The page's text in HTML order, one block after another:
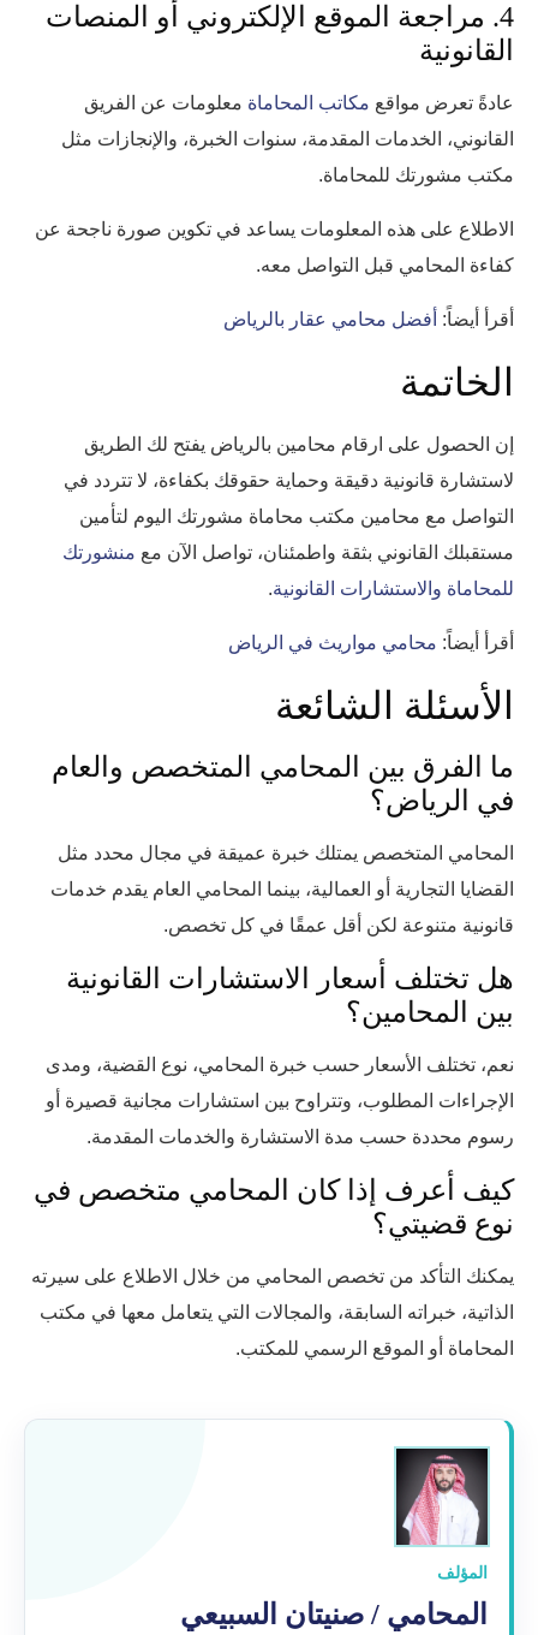
4. مراجعة الموقع الإلكتروني أو المنصات
القانونية
عادةً تعرض مواقع مكاتب المحاماة معلومات عن الفريق
القانوني، الخدمات المقدمة، سنوات الخبرة، والإنجازات مثل
مكتب مشورتك للمحاماة.
الاطلاع على هذه المعلومات يساعد في تكوين صورة ناجحة عن
كفاءة المحامي قبل التواصل معه.
أقرأ أيضاً: أفضل محامي عقار بالرياض
الخاتمة
إن الحصول على ارقام محامين بالرياض يفتح لك الطريق
لاستشارة قانونية دقيقة وحماية حقوقك بكفاءة، لا تتردد في
التواصل مع محامين مكتب محاماة مشورتك اليوم لتأمين
مستقبلك القانوني بثقة واطمئنان، تواصل الآن مع منشورتك
للمحاماة والاستشارات القانونية.
أقرأ أيضاً: محامي مواريث في الرياض
الأسئلة الشائعة
ما الفرق بين المحامي المتخصص والعام
في الرياض؟
المحامي المتخصص يمتلك خبرة عميقة في مجال محدد مثل
القضايا التجارية أو العمالية، بينما المحامي العام يقدم خدمات
قانونية متنوعة لكن أقل عمقًا في كل تخصص.
هل تختلف أسعار الاستشارات القانونية
بين المحامين؟
نعم، تختلف الأسعار حسب خبرة المحامي، نوع القضية، ومدى
الإجراءات المطلوب، وتتراوح بين استشارات مجانية قصيرة أو
رسوم محددة حسب مدة الاستشارة والخدمات المقدمة.
كيف أعرف إذا كان المحامي متخصص في
نوع قضيتي؟
يمكنك التأكد من تخصص المحامي من خلال الاطلاع على سيرته
الذاتية، خبراته السابقة، والمجالات التي يتعامل معها في مكتب
المحاماة أو الموقع الرسمي للمكتب.
المؤلف
المحامي / صنيتان السبيعي